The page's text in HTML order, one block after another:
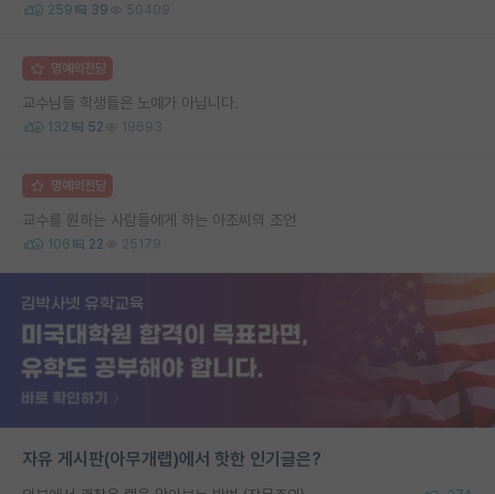
259 39 50409
명예의전당
교수님들 학생들은 노예가 아닙니다.
132 52 19693
명예의전당
교수를 원하는 사람들에게 하는 아조씨의 조언
106 22 25179
자유 게시판(아무개랩)에서 핫한 인기글은?